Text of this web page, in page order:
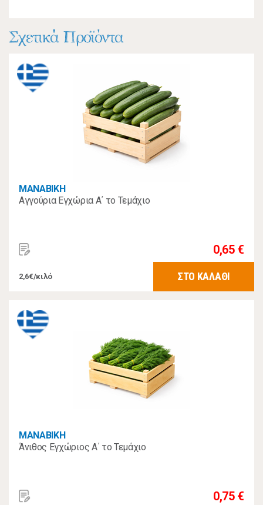
Σχετικά Προϊόντα
MANABIKH
Αγγούρια Εγχώρια Α΄ το Τεμάχιο
0,65 €
2,6€/κιλό ΣΤΟ ΚΑΛΑΘΙ
MANABIKH
Άνιθος Εγχώριος Α΄ το Τεμάχιο
0,75 €